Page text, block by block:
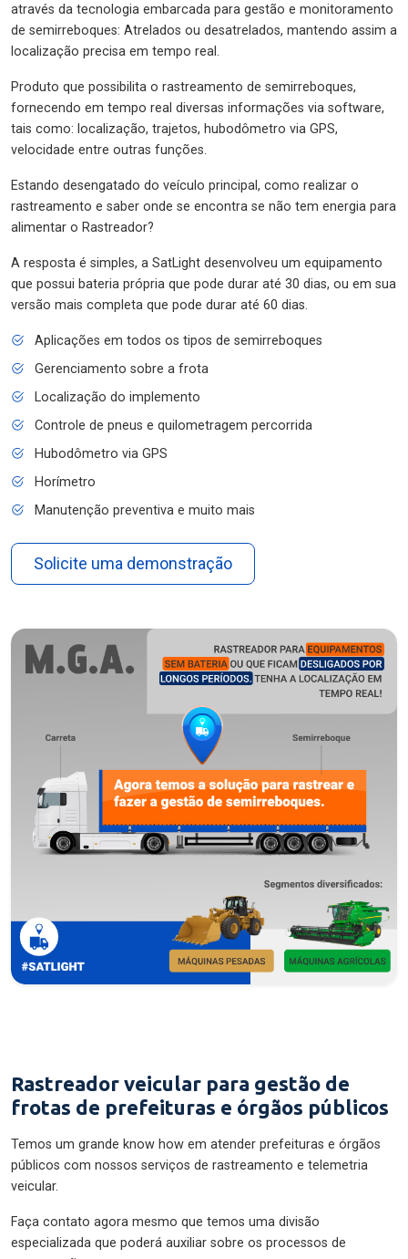
através da tecnologia embarcada para gestão e monitoramento
de semirreboques: Atrelados ou desatrelados, mantendo assim a
localização precisa em tempo real.
Produto que possibilita o rastreamento de semirreboques,
fornecendo em tempo real diversas informações via software,
tais como: localização, trajetos, hubodômetro via GPS,
velocidade entre outras funções.
Estando desengatado do veículo principal, como realizar o
rastreamento e saber onde se encontra se não tem energia para
alimentar o Rastreador?
A resposta é simples, a SatLight desenvolveu um equipamento
que possui bateria própria que pode durar até 30 dias, ou em sua
versão mais completa que pode durar até 60 dias.
Aplicações em todos os tipos de semirreboques
Gerenciamento sobre a frota
Localização do implemento
Controle de pneus e quilometragem percorrida
Hubodômetro via GPS
Horímetro
Manutenção preventiva e muito mais
Solicite uma demonstração
Rastreador veicular para gestão de
frotas de prefeituras e órgãos públicos
Temos um grande know how em atender prefeituras e órgãos
públicos com nossos serviços de rastreamento e telemetria
veicular.
Faça contato agora mesmo que temos uma divisão
especializada que poderá auxiliar sobre os processos de